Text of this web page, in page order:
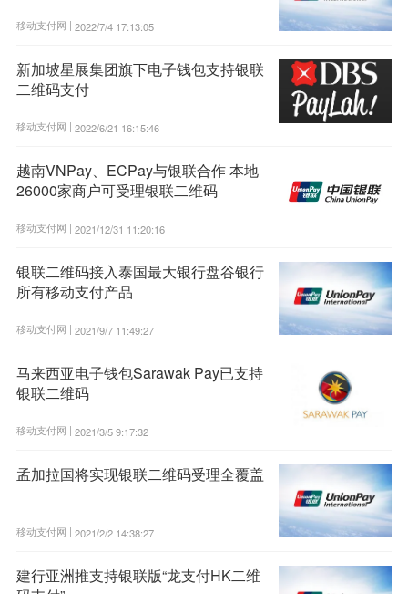
移动支付网 | 2022/7/4 17:13:05
新加坡星展集团旗下电子钱包支持银联
二维码支付
移动支付网 | 2022/6/21 16:15:46
越南VNPay、ECPay与银联合作 本地
26000家商户可受理银联二维码
移动支付网 | 2021/12/31 11:20:16
银联二维码接入泰国最大银行盘谷银行
所有移动支付产品
移动支付网 | 2021/9/7 11:49:27
马来西亚电子钱包Sarawak Pay已支持
银联二维码
移动支付网 | 2021/3/5 9:17:32
孟加拉国将实现银联二维码受理全覆盖
移动支付网 | 2021/2/2 14:38:27
建行亚洲推支持银联版“龙支付HK二维